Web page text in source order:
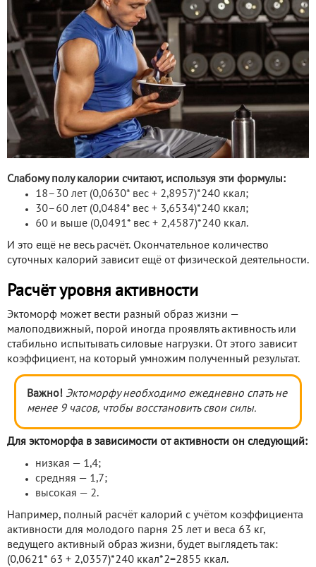
Слабому полу калории считают, используя эти формулы:
18–30 лет (0,0630* вес + 2,8957)*240 ккал;
30–60 лет (0,0484* вес + 3,6534)*240 ккал;
60 и выше (0,0491* вес + 2,4587)*240 ккал.
И это ещё не весь расчёт. Окончательное количество
суточных калорий зависит ещё от физической деятельности.
Расчёт уровня активности
Эктоморф может вести разный образ жизни —
малоподвижный, порой иногда проявлять активность или
стабильно испытывать силовые нагрузки. От этого зависит
коэффициент, на который умножим полученный результат.
Важно! Эктоморфу необходимо ежедневно спать не
менее 9 часов, чтобы восстановить свои силы.
Для эктоморфа в зависимости от активности он следующий:
низкая — 1,4;
средняя — 1,7;
высокая — 2.
Например, полный расчёт калорий с учётом коэффициента
активности для молодого парня 25 лет и веса 63 кг,
ведущего активный образ жизни, будет выглядеть так:
(0,0621* 63 + 2,0357)*240 ккал*2=2855 ккал.